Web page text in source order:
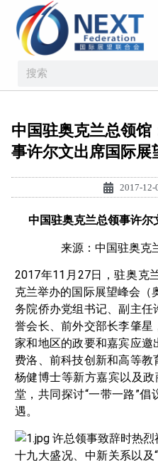
中国驻奥克兰总领
事许尔文出席国际展
2017-12-
中国驻奥克兰总领事许
来源：中国驻奥克
2017年11月27日，驻奥克
克兰举办的国际展望峰会（
务院侨办党组书记、副主
誉会长、前外交部长李肇
家和地区的政要和嘉宾应
费洛、前科技创新和高等
杨健博士等新方嘉宾以及
堂，共同探讨“一带一路”
遇。
许总领事致辞时热
十九大盛况、中新关系以及